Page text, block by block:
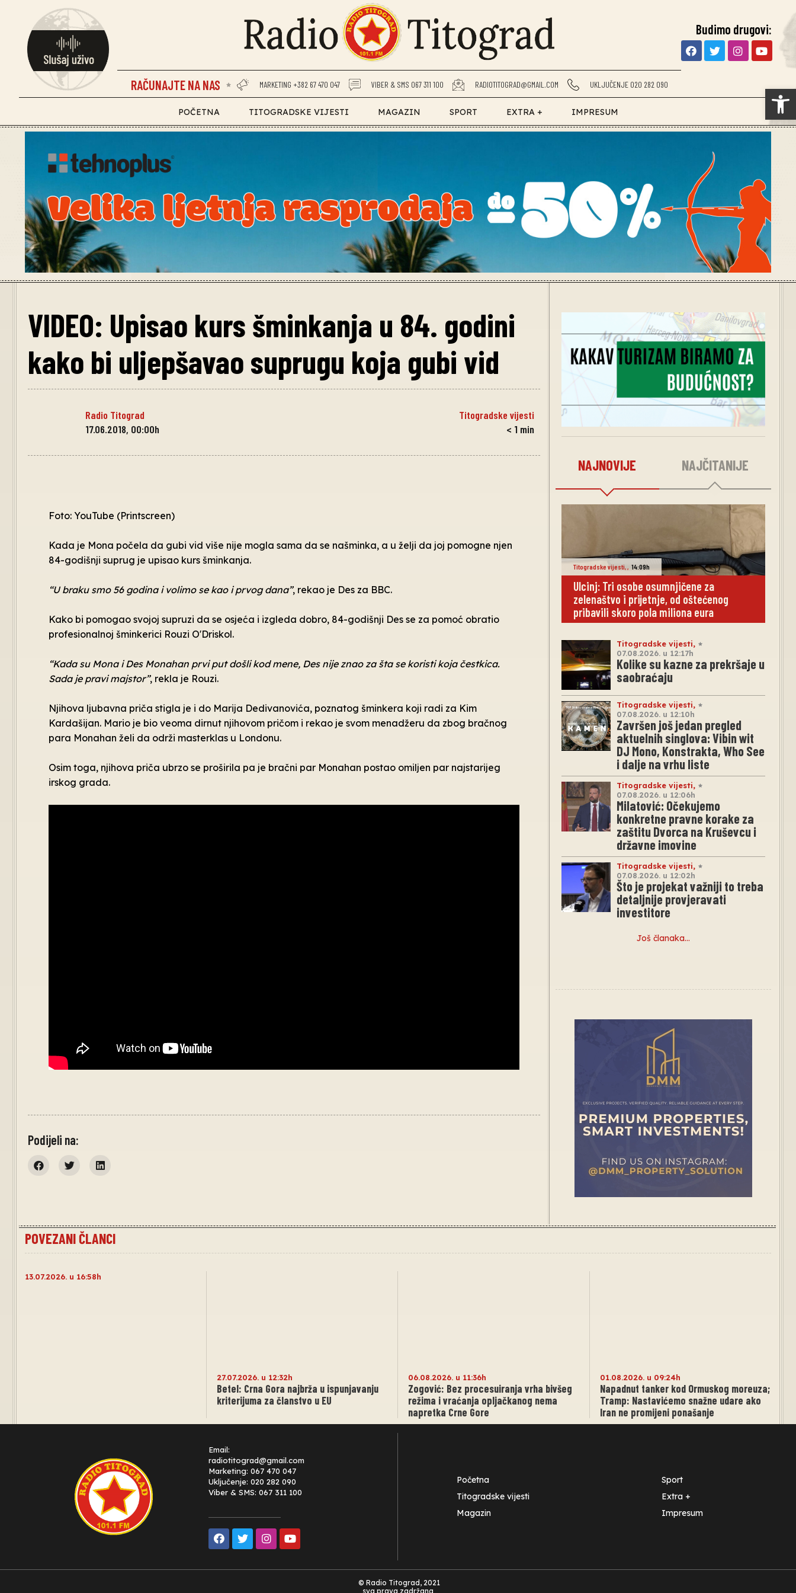
RAČUNAJTE NA NAS MARKETING +382 67 470 047 VIBER & SMS 067 311 100 RADIOTITOGRAD@GMAIL.COM UKLJUČENJE 020 282 090
Budimo drugovi:
POČETNA TITOGRADSKE VIJESTI MAGAZIN SPORT EXTRA + IMPRESUM
VIDEO: Upisao kurs šminkanja u 84. godini
kako bi uljepšavao suprugu koja gubi vid
Radio Titograd
Titogradske vijesti
17.06.2018, 00:00h
< 1 min
Foto: YouTube (Printscreen)
Kada je Mona počela da gubi vid više nije mogla sama da se našminka, a u želji da joj pomogne njen
84-godišnji suprug je upisao kurs šminkanja.
“U braku smo 56 godina i volimo se kao i prvog dana”, rekao je Des za BBC.
Kako bi pomogao svojoj supruzi da se osjeća i izgleda dobro, 84-godišnji Des se za pomoć obratio
profesionalnoj šminkerici Rouzi O'Driskol.
“Kada su Mona i Des Monahan prvi put došli kod mene, Des nije znao za šta se koristi koja čestkica.
Sada je pravi majstor”, rekla je Rouzi.
Njihova ljubavna priča stigla je i do Marija Dedivanovića, poznatog šminkera koji radi za Kim
Kardašijan. Mario je bio veoma dirnut njihovom pričom i rekao je svom menadžeru da zbog bračnog
para Monahan želi da održi masterklas u Londonu.
Osim toga, njihova priča ubrzo se proširila pa je bračni par Monahan postao omiljen par najstarijeg
irskog grada.
Podijeli na:
NAJNOVIJE NAJČITANIJE
Titogradske vijesti,, 14:09h
Ulcinj: Tri osobe osumnjičene za
zelenaštvo i prijetnje, od oštećenog
pribavili skoro pola miliona eura
Titogradske vijesti,
07.08.2026. u 12:17h
Kolike su kazne za prekršaje u
saobraćaju
Titogradske vijesti,
07.08.2026. u 12:10h
Završen još jedan pregled
aktuelnih singlova: Vibin wit
DJ Mono, Konstrakta, Who See
i dalje na vrhu liste
Titogradske vijesti,
07.08.2026. u 12:06h
Milatović: Očekujemo
konkretne pravne korake za
zaštitu Dvorca na Kruševcu i
državne imovine
Titogradske vijesti,
07.08.2026. u 12:02h
Što je projekat važniji to treba
detaljnije provjeravati
investitore
Još članaka…
POVEZANI ČLANCI
13.07.2026. u 16:58h
27.07.2026. u 12:32h
Betel: Crna Gora najbrža u ispunjavanju
kriterijuma za članstvo u EU
06.08.2026. u 11:36h
Zogović: Bez procesuiranja vrha bivšeg
režima i vraćanja opljačkanog nema
napretka Crne Gore
01.08.2026. u 09:24h
Napadnut tanker kod Ormuskog moreuza;
Tramp: Nastavićemo snažne udare ako
Iran ne promijeni ponašanje
Email:
radiotitograd@gmail.com
Marketing: 067 470 047
Uključenje: 020 282 090
Viber & SMS: 067 311 100
Početna
Titogradske vijesti
Magazin
Sport
Extra +
Impresum
© Radio Titograd, 2021
sva prava zadržana